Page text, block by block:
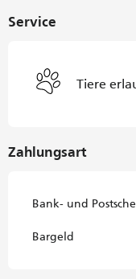
Service
Tiere
Zahlungsart
Bank- und
Bargeld